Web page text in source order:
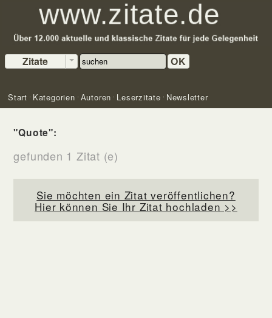
Zitate OK
Start Kategorien Autoren Leserzitate Newsletter
"Quote":
gefunden 1 Zitat (e)
Sie möchten ein Zitat veröffentlichen?
Hier können Sie Ihr Zitat hochladen >>